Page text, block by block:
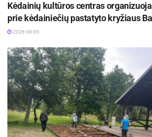
Kėdainių kultūros centras
prie kėdainiečių pastatyto kryžiaus
2026-08-05